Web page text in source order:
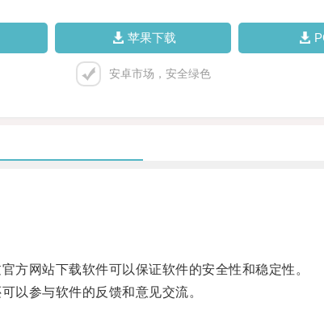
苹果下载
安卓市场，安全绿色
网站下载软件可以保证软件的安全性和稳定性。
参与软件的反馈和意见交流。